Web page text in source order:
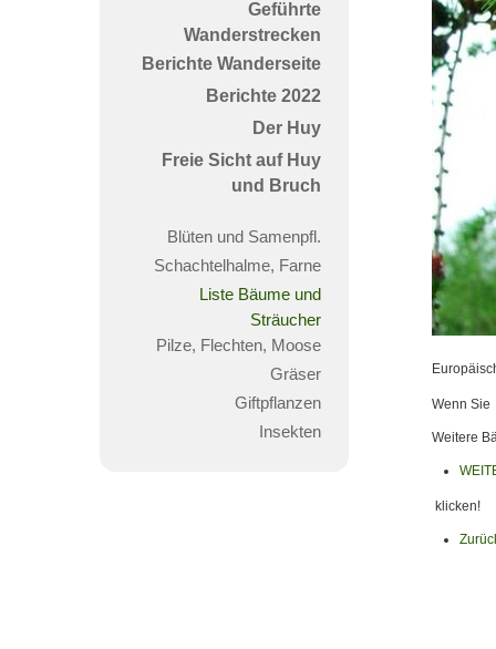
Geführte
Wanderstrecken
Berichte Wanderseite
Berichte 2022
Der Huy
Freie Sicht auf Huy
und Bruch
Blüten und Samenpfl.
Schachtelhalme, Farne
Liste Bäume und
Sträucher
Pilze, Flechten, Moose
Gräser
Giftpflanzen
Insekten
Wenn Sie
Weitere
klicken!